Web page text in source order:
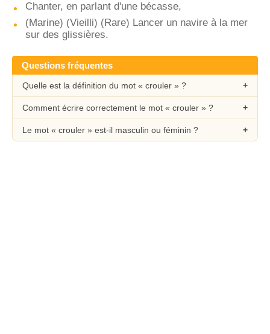
Chanter, en parlant d'une bécasse,
(Marine) (Vieilli) (Rare) Lancer un navire à la mer
sur des glissières.
Questions fréquentes
Quelle est la définition du mot « crouler » ?
Comment écrire correctement le mot « crouler » ?
Le mot « crouler » est-il masculin ou féminin ?